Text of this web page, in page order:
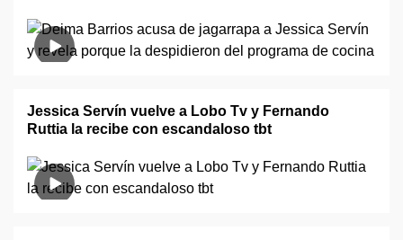
Jessica Servín vuelve a Lobo Tv y Fernando
Ruttia la recibe con escandaloso tbt